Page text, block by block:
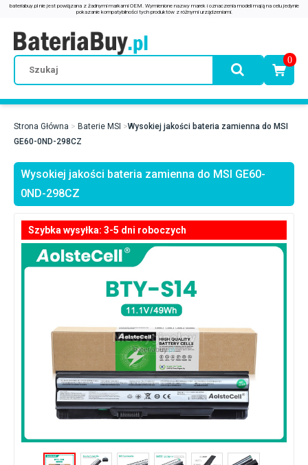
0
Strona Główna Baterie MSI
Wysokiej jakości bateria zamienna do MSI
GE60-0ND-298CZ
Wysokiej jakości bateria zamienna do MSI GE60-
0ND-298CZ
Szybka wysyłka: 3-5 dni roboczych